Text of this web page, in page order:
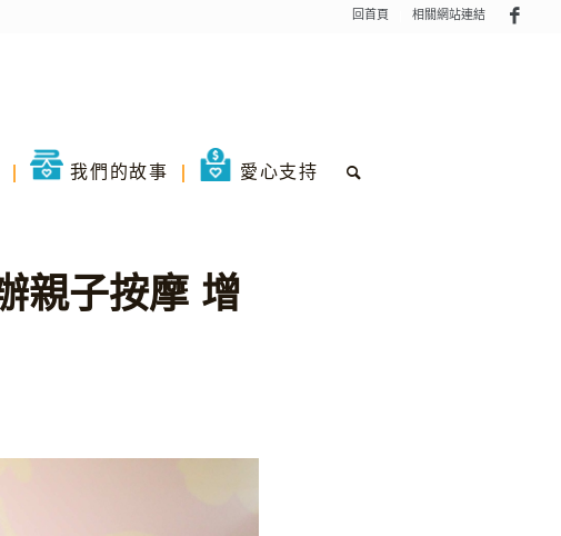
回首頁 相關網站連結
我們的故事 愛心支持
親子按摩 增